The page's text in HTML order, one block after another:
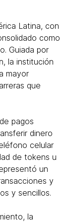
Latina, con
como
Guiada por
la institución
mayor
que
pagos
dinero
celular
de tokens u
un
y
y sencillos.
la